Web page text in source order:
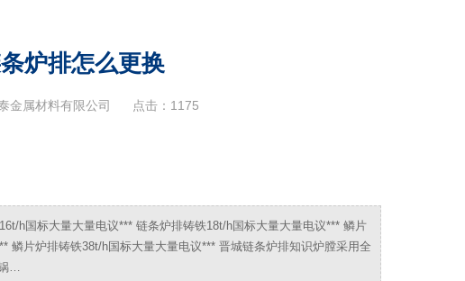
炉排怎么更换
金属材料有限公司 点击： 1175
h国标大量大量电议*** 链条炉排铸铁18t/h国标大量大量电议*** 鳞片
鳞片炉排铸铁38t/h国标大量大量电议*** 晋城链条炉排知识炉膛采用全
…